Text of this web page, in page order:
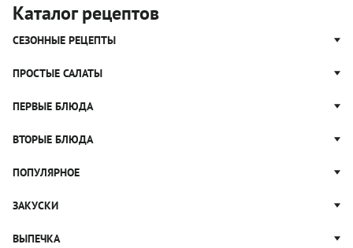
Каталог рецептов
СЕЗОННЫЕ РЕЦЕПТЫ
Рецепты из капусты
Рецепты с грибами
Яблочные пироги
Блюда из тыквы
ПРОСТЫЕ САЛАТЫ
Простые салаты
Салат Цезарь
Салат Нисуаз
Крабовый салат
ПЕРВЫЕ БЛЮДА
Щи
Рассольник
Гороховый суп
Суп Харчо
ВТОРЫЕ БЛЮДА
Котлеты
Пельмени
Вареники
ПОПУЛЯРНОЕ
Пицца
Блины и блинчики
ЗАКУСКИ
Жюльен
ВЫПЕЧКА